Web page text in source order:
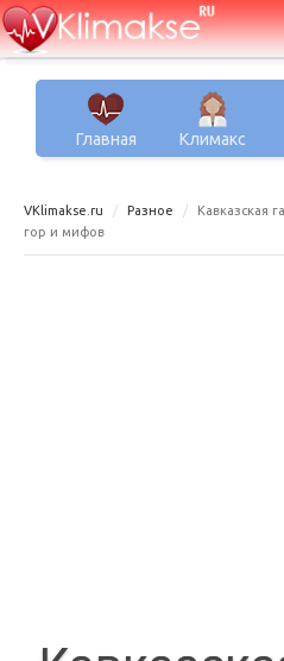
Главная Климакс
VKlimakse.ru Разное
Кавказская
гор и мифов